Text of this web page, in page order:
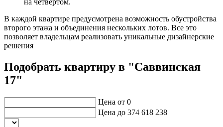
В каждой квартире предусмотрена возможность обустройства
второго этажа и объединения нескольких лотов. Все это
позволяет владельцам реализовать уникальные дизайнерские
решения
Подобрать квартиру в "Саввинская
17"
Цена от 0
Цена до 374 618 238